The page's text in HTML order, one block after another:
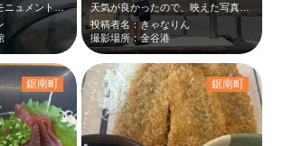
鋸山美術館の入り口モニュメントです
天気が良かったので、映えた写真になりました！
投稿者名：きゃなりん
撮影場所：金谷港
鋸南町 鋸南町